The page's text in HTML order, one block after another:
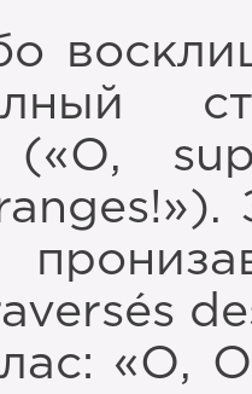
(«О,
«О,